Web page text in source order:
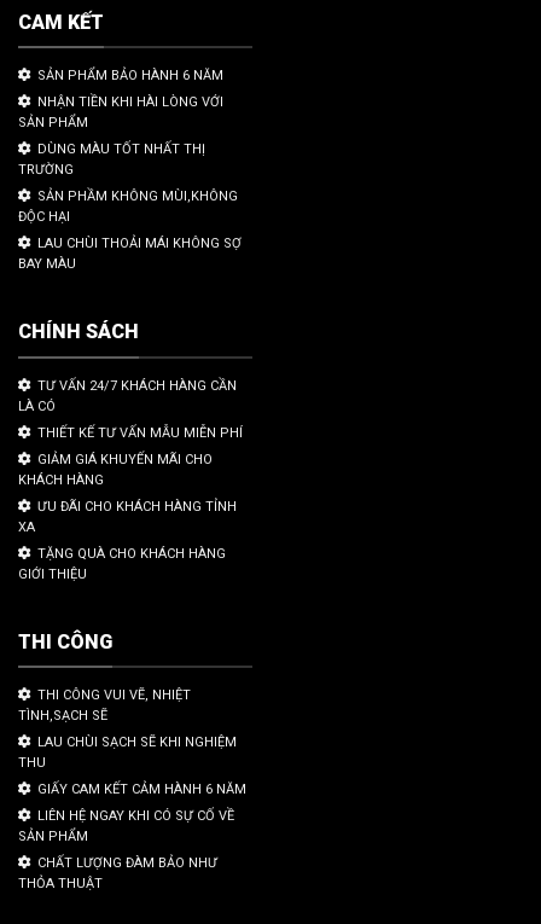
CAM KẾT
SẢN PHẨM BẢO HÀNH 6 NĂM
NHẬN TIỀN KHI HÀI LÒNG VỚI
SẢN PHẨM
DÙNG MÀU TỐT NHẤT THỊ
TRƯỜNG
SẢN PHẦM KHÔNG MÙI,KHÔNG
ĐỘC HẠI
LAU CHÙI THOẢI MÁI KHÔNG SỢ
BAY MÀU
CHÍNH SÁCH
TƯ VẤN 24/7 KHÁCH HÀNG CẦN
LÀ CÓ
THIẾT KẾ TƯ VẤN MẪU MIỄN PHÍ
GIẢM GIÁ KHUYẾN MÃI CHO
KHÁCH HÀNG
ƯU ĐÃI CHO KHÁCH HÀNG TỈNH
XA
TẶNG QUÀ CHO KHÁCH HÀNG
GIỚI THIỆU
THI CÔNG
THI CÔNG VUI VẼ, NHIỆT
TÌNH,SẠCH SẼ
LAU CHÙI SẠCH SẼ KHI NGHIỆM
THU
GIẤY CAM KẾT CẢM HÀNH 6 NĂM
LIÊN HỆ NGAY KHI CÓ SỰ CỐ VỀ
SẢN PHẨM
CHẤT LƯỢNG ĐÀM BẢO NHƯ
THỎA THUẬT